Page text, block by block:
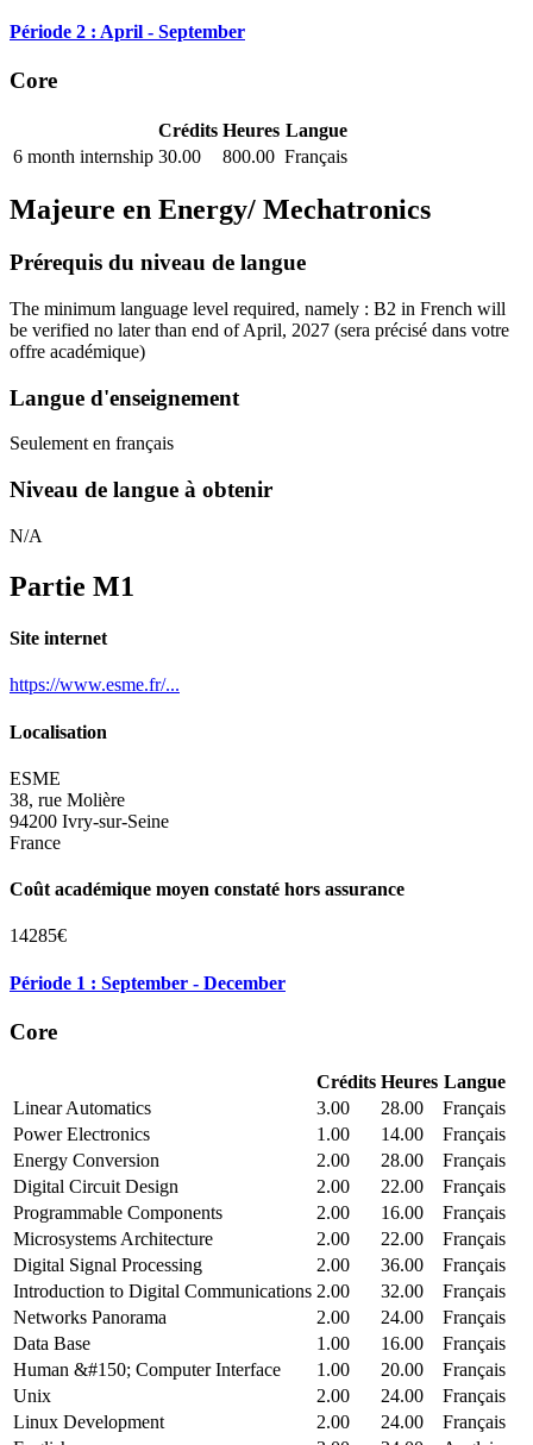
Période 2 : April - September
Core
Crédits Heures Langue
6 month internship 30.00 800.00 Français
Majeure en Energy/ Mechatronics
Prérequis du niveau de langue
The minimum language level required, namely : B2 in French will
be verified no later than end of April, 2027 (sera précisé dans votre
offre académique)
Langue d'enseignement
Seulement en français
Niveau de langue à obtenir
N/A
Partie M1
Site internet
https://www.esme.fr/...
Localisation
ESME
38, rue Molière
94200 Ivry-sur-Seine
France
Coût académique moyen constaté hors assurance
14285€
Période 1 : September - December
Core
Crédits Heures Langue
Linear Automatics
3.00 28.00
Français
Power Electronics
1.00 14.00
Français
Energy Conversion
2.00 28.00
Français
Digital Circuit Design
2.00 22.00
Français
Programmable Components
2.00 16.00
Français
Microsystems Architecture
2.00 22.00
Français
Digital Signal Processing
2.00 36.00
Français
Introduction to Digital Communications 2.00 32.00
Français
Networks Panorama
2.00 24.00
Français
Data Base
1.00 16.00
Français
Human &#150; Computer Interface
1.00 20.00
Français
Unix
2.00 24.00
Français
Linux Development
2.00 24.00
Français